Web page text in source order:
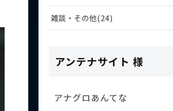
雑談・その他 24
アンテナサイト 様
アナグロあんてな